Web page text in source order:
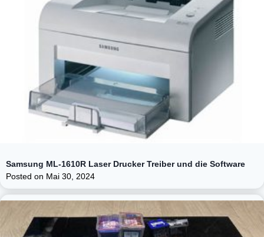
Samsung ML-1610R Laser Drucker Treiber und die Software
Posted on Mai 30, 2024